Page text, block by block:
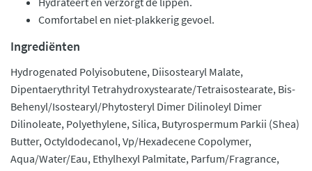
Comfortabel en niet-plakkerig gevoel.
Ingrediënten
Hydrogenated Polyisobutene, Diisostearyl Malate,
Dipentaerythrityl Tetrahydroxystearate/Tetraisostearate, Bis-
Behenyl/Isostearyl/Phytosteryl Dimer Dilinoleyl Dimer
Dilinoleate, Polyethylene, Silica, Butyrospermum Parkii (Shea)
Butter, Octyldodecanol, Vp/Hexadecene Copolymer,
Aqua/Water/Eau, Ethylhexyl Palmitate, Parfum/Fragrance,